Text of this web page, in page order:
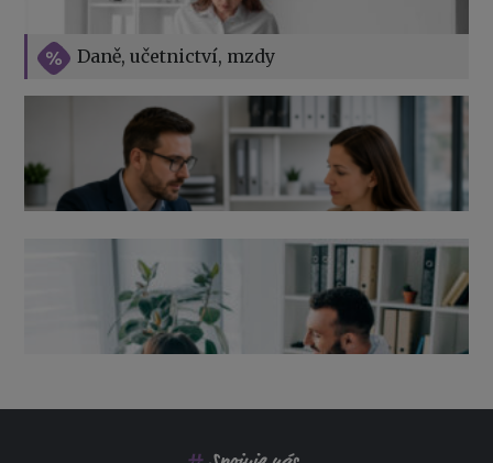
Daně, učetnictví, mzdy
Vše o překážkách v práci na straně zaměstnavatele
Výpověď ze zdravotních důvodů 2026 – průvodce pro
zaměstnavatele